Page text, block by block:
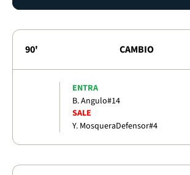
90' CAMBIO
ENTRA
B. Angulo#14
SALE
Y. MosqueraDefensor#4